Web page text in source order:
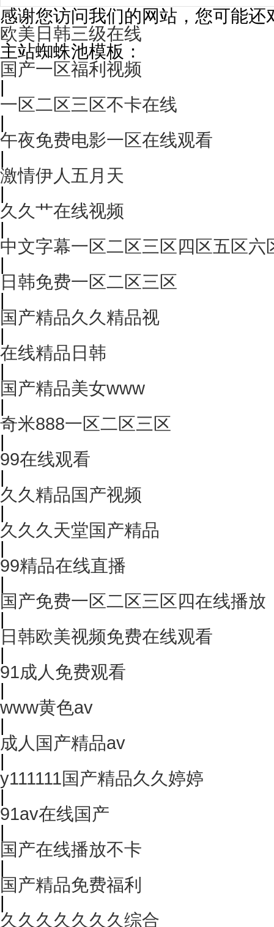
感谢您访问我们的网站，您可能还
欧美日韩三级在线
主站蜘蛛池模板：
国产一区福利视频
|
一区二区三区不卡在线
|
午夜免费电影一区在线观看
|
激情伊人五月天
|
久久艹在线视频
|
中文字幕一区二区三区四区五区六
|
日韩免费一区二区三区
|
国产精品久久精品视
|
在线精品日韩
|
国产精品美女www
|
奇米888一区二区三区
|
99在线观看
|
久久精品国产视频
|
久久久天堂国产精品
|
99精品在线直播
|
国产免费一区二区三区四在线播放
|
日韩欧美视频免费在线观看
|
91成人免费观看
|
www黄色av
|
成人国产精品av
|
y111111国产精品久久婷婷
|
91av在线国产
|
国产在线播放不卡
|
国产精品免费福利
|
久久久久久久久综合